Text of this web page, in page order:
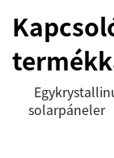
solarpáneler